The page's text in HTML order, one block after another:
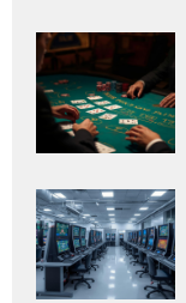
Adaugă
aici textul
pentru
subtitlu
Adaugă
aici textul
pentru
subtitlu